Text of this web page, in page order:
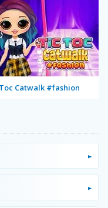
Catwalk #fashion